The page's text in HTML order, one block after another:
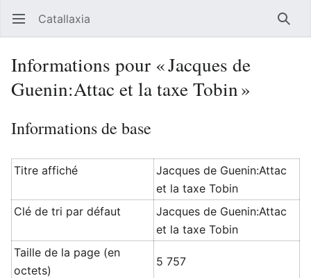
Ouvrir le menu principal Catallaxia
Informations pour « Jacques de
Guenin:Attac et la taxe Tobin »
Informations de base
Titre affiché
Jacques de Guenin:Attac
et la taxe Tobin
Clé de tri par défaut
Jacques de Guenin:Attac
et la taxe Tobin
Taille de la page (en
octets)
5 757